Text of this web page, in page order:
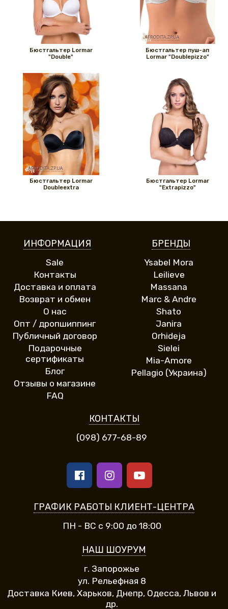
Бюстгальтер Lormar
"Double"
Бюстгальтер пуш-ап
Lormar "Doublepizzo"
Бюстгальтер Lormar
Doubleextra
Бюстгальтер Lormar
"Extrapizzo"
ИНФОРМАЦИЯ
Sale
Контакты
Доставка и оплата
Возврат и обмен
О нас
Опт / дропшиппинг
Публичный договор
Подарочные
сертификаты
Блог
Отзывы о магазине
FAQ
БРЕНДЫ
Ysabel Mora
Leilieve
Massana
Marc & Andre
Shato
Janira
Orhideja
Sielei
Mia-Amore
Pellagio (Украина)
КОНТАКТЫ
(098) 677-68-89
ГРАФИК РАБОТЫ КЛИЕНТ-ЦЕНТРА
ПН - ВС с 9:00 до 18:00
НАШ ШОУРУМ
г. Запорожье
ул. Рельефная 8
Доставка Киев, Харьков, Днепр, Одесса, Львов и
др.